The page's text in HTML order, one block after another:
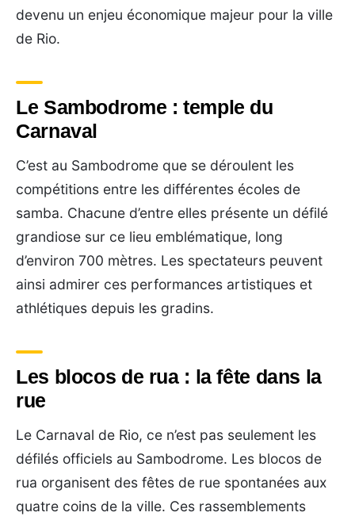
devenu un enjeu économique majeur pour la ville
de Rio.
Le Sambodrome : temple du
Carnaval
C’est au Sambodrome que se déroulent les
compétitions entre les différentes écoles de
samba. Chacune d’entre elles présente un défilé
grandiose sur ce lieu emblématique, long
d’environ 700 mètres. Les spectateurs peuvent
ainsi admirer ces performances artistiques et
athlétiques depuis les gradins.
Les blocos de rua : la fête dans la
rue
Le Carnaval de Rio, ce n’est pas seulement les
défilés officiels au Sambodrome. Les blocos de
rua organisent des fêtes de rue spontanées aux
quatre coins de la ville. Ces rassemblements